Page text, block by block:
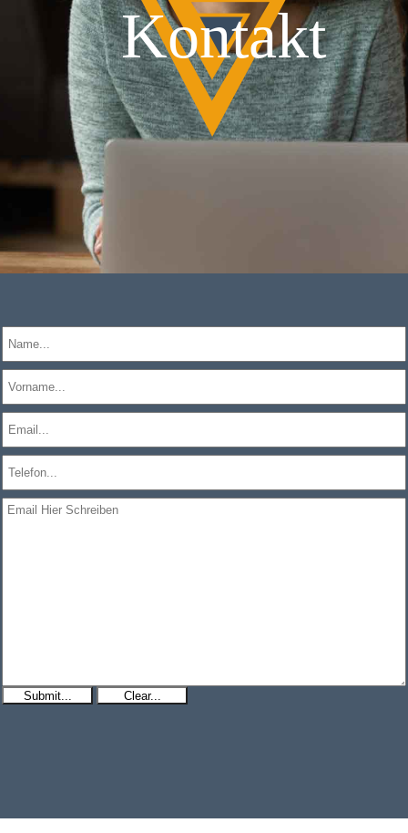
Kontakt
Submit... Clear...